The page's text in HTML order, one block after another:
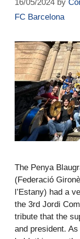
16/05/2024 by
FC Barcelona
The Penya
(Federació
l’Estany) had a
the 3rd Jordi
tribute that the
and president.